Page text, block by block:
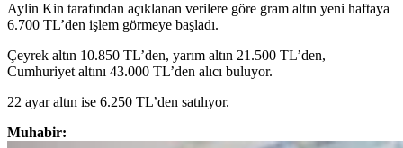
Aylin Kin tarafından açıklanan verilere göre gram altın yeni haftaya
6.700 TL’den işlem görmeye başladı.
Çeyrek altın 10.850 TL’den, yarım altın 21.500 TL’den,
Cumhuriyet altını 43.000 TL’den alıcı buluyor.
22 ayar altın ise 6.250 TL’den satılıyor.
Muhabir: